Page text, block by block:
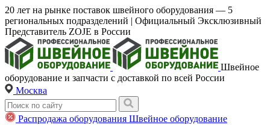
20 лет на рынке поставок швейного оборудования — 5
региональных подразделений | Официальный Эксклюзивный
Представитель ZOJE в России
Швейное
оборудование и запчасти с доставкой по всей России
Москва
Распродажа оборудования Швейное оборудование